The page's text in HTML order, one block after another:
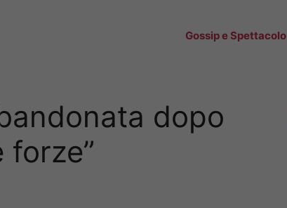
Gossip e Spettacolo
dopo
forze”